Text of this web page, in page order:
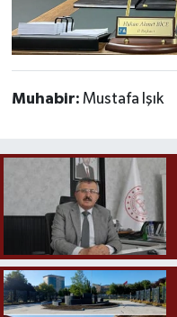
Muhabir: Mustafa Işık